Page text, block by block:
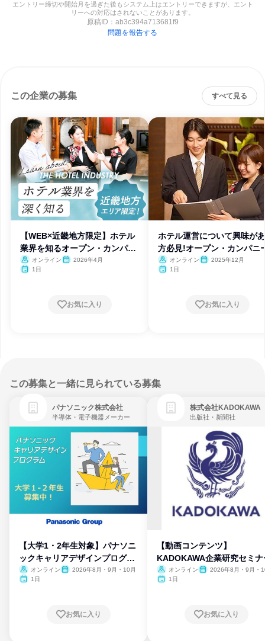
エントリー締切や開始月を過ぎた後もシステム上はエントリーできますが、エント
リーへの対応はされないことがあります。
原稿ID： ab3c394a713681f9
問題を報告する
この企業の募集 すべて見る
【WEB×近畿地方限定】ホテル
業界を知るオープン・カンパニ
ー
オンライン
2026年4月
1日
お気に入り
ホテル運営について興味が
方必見!オープン・カンパニ
催
オンライン
2025年12月
1日
お気に入り
この募集と一緒に見られている募集
パナソニック株式会社
半導体・電子機器メーカー
【大学1・2年生対象】パナソニ
ックキャリアデザインプログラ
ム
オンライン
2026年8月・9月・10月
1日
お気に入り
株式会社KADOKAWA
出版社・新聞社
【動画コンテンツ】
KADOKAWA企業研究セミナ
オンライン
2026年8月・9月・
1日
お気に入り